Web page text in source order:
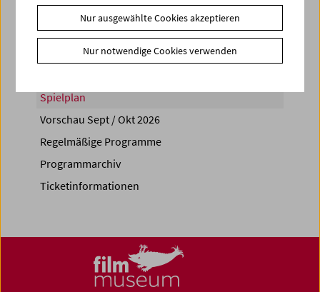
Share on
Spielplan
Vorschau Sept / Okt 2026
Regelmäßige Programme
Programmarchiv
Ticketinformationen
Nur ausgewählte Cookies akzeptieren
Nur notwendige Cookies verwenden